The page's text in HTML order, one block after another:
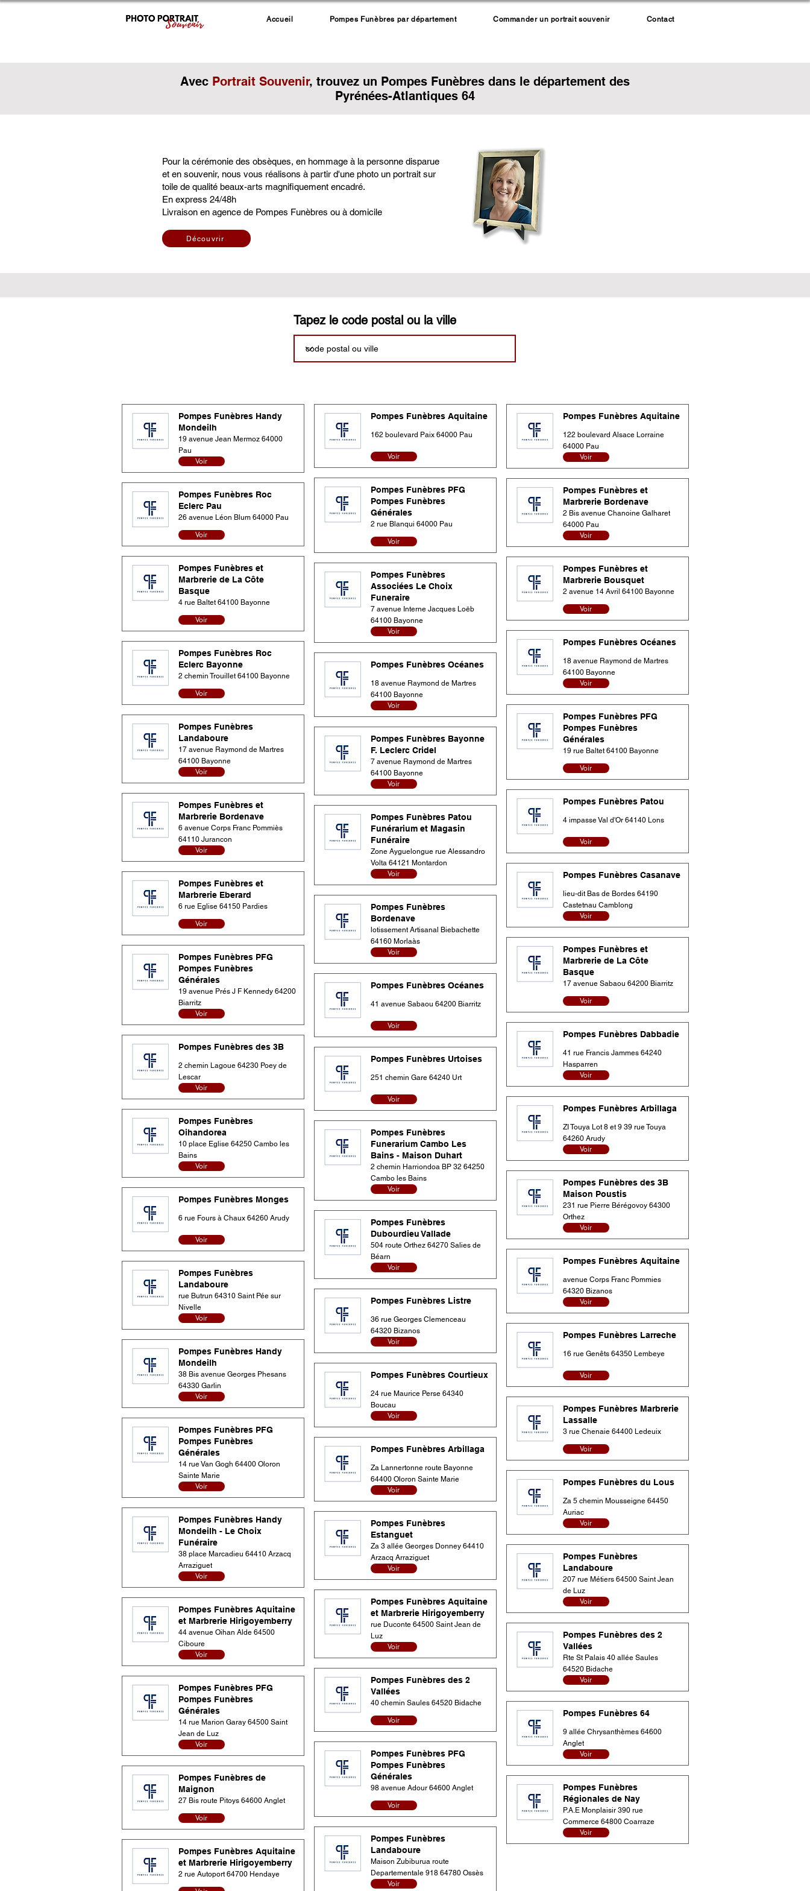
Accueil Pompes Funèbres par département Commander un portrait souvenir Contact
Avec Portrait Souvenir, trouvez un Pompes Funèbres dans le département des
Pyrénées-Atlantiques 64
Pour la cérémonie des obsèques, en hommage à la personne disparue
et en souvenir, nous vous réalisons à partir d'une photo un portrait sur
toile de qualité beaux-arts magnifiquement encadré.
En express 24/48h
Livraison en agence de Pompes Funèbres ou à domicile
Découvrir
Tapez le code postal ou la ville
Pompes Funèbres Handy
Mondeilh
19 avenue Jean Mermoz 64000
Pau
Voir
Pompes Funèbres Roc
Eclerc Pau
26 avenue Léon Blum 64000 Pau
Voir
Pompes Funèbres et
Marbrerie de La Côte
Basque
4 rue Baltet 64100 Bayonne
Voir
Pompes Funèbres Roc
Eclerc Bayonne
2 chemin Trouillet 64100 Bayonne
Voir
Pompes Funèbres
Landaboure
17 avenue Raymond de Martres
64100 Bayonne
Voir
Pompes Funèbres et
Marbrerie Bordenave
6 avenue Corps Franc Pommiès
64110 Jurancon
Voir
Pompes Funèbres et
Marbrerie Eberard
6 rue Eglise 64150 Pardies
Voir
Pompes Funèbres PFG
Pompes Funèbres
Générales
19 avenue Prés J F Kennedy 64200
Biarritz
Voir
Pompes Funèbres des 3B
2 chemin Lagoue 64230 Poey de
Lescar
Voir
Pompes Funèbres
Oihandorea
10 place Eglise 64250 Cambo les
Bains
Voir
Pompes Funèbres Monges
6 rue Fours à Chaux 64260 Arudy
Voir
Pompes Funèbres
Landaboure
rue Butrun 64310 Saint Pée sur
Nivelle
Voir
Pompes Funèbres Handy
Mondeilh
38 Bis avenue Georges Phesans
64330 Garlin
Voir
Pompes Funèbres PFG
Pompes Funèbres
Générales
14 rue Van Gogh 64400 Oloron
Sainte Marie
Voir
Pompes Funèbres Handy
Mondeilh - Le Choix
Funéraire
38 place Marcadieu 64410 Arzacq
Arraziguet
Voir
Pompes Funèbres Aquitaine
et Marbrerie Hirigoyemberry
44 avenue Oihan Alde 64500
Ciboure
Voir
Pompes Funèbres PFG
Pompes Funèbres
Générales
14 rue Marion Garay 64500 Saint
Jean de Luz
Voir
Pompes Funèbres de
Maignon
27 Bis route Pitoys 64600 Anglet
Voir
Pompes Funèbres Aquitaine
et Marbrerie Hirigoyemberry
2 rue Autoport 64700 Hendaye
Pompes Funèbres Aquitaine
162 boulevard Paix 64000 Pau
Voir
Pompes Funèbres PFG
Pompes Funèbres
Générales
2 rue Blanqui 64000 Pau
Voir
Pompes Funèbres
Associées Le Choix
Funeraire
7 avenue Interne Jacques Loëb
64100 Bayonne
Voir
Pompes Funèbres Océanes
18 avenue Raymond de Martres
64100 Bayonne
Voir
Pompes Funèbres Bayonne
F. Leclerc Cridel
7 avenue Raymond de Martres
64100 Bayonne
Voir
Pompes Funèbres Patou
Funérarium et Magasin
Funéraire
Zone Ayguelongue rue Alessandro
Volta 64121 Montardon
Voir
Pompes Funèbres
Bordenave
lotissement Artisanal Biebachette
64160 Morlaàs
Voir
Pompes Funèbres Océanes
41 avenue Sabaou 64200 Biarritz
Voir
Pompes Funèbres Urtoises
251 chemin Gare 64240 Urt
Voir
Pompes Funèbres
Funerarium Cambo Les
Bains - Maison Duhart
2 chemin Harriondoa BP 32 64250
Cambo les Bains
Voir
Pompes Funèbres
Dubourdieu Vallade
504 route Orthez 64270 Salies de
Béarn
Voir
Pompes Funèbres Listre
36 rue Georges Clemenceau
64320 Bizanos
Voir
Pompes Funèbres Courtieux
24 rue Maurice Perse 64340
Boucau
Voir
Pompes Funèbres Arbillaga
Za Lannertonne route Bayonne
64400 Oloron Sainte Marie
Voir
Pompes Funèbres
Estanguet
Za 3 allée Georges Donney 64410
Arzacq Arraziguet
Voir
Pompes Funèbres Aquitaine
et Marbrerie Hirigoyemberry
rue Duconte 64500 Saint Jean de
Luz
Voir
Pompes Funèbres des 2
Vallées
40 chemin Saules 64520 Bidache
Voir
Pompes Funèbres PFG
Pompes Funèbres
Générales
98 avenue Adour 64600 Anglet
Voir
Pompes Funèbres
Landaboure
Maison Zubiburua route
Departementale 918 64780 Ossès
Voir
Pompes Funèbres Aquitaine
122 boulevard Alsace Lorraine
64000 Pau
Voir
Pompes Funèbres et
Marbrerie Bordenave
2 Bis avenue Chanoine Galharet
64000 Pau
Voir
Pompes Funèbres et
Marbrerie Bousquet
2 avenue 14 Avril 64100 Bayonne
Voir
Pompes Funèbres Océanes
18 avenue Raymond de Martres
64100 Bayonne
Voir
Pompes Funèbres PFG
Pompes Funèbres
Générales
19 rue Baltet 64100 Bayonne
Voir
Pompes Funèbres Patou
4 impasse Val d'Or 64140 Lons
Voir
Pompes Funèbres Casanave
lieu-dit Bas de Bordes 64190
Castetnau Camblong
Voir
Pompes Funèbres et
Marbrerie de La Côte
Basque
17 avenue Sabaou 64200 Biarritz
Voir
Pompes Funèbres Dabbadie
41 rue Francis Jammes 64240
Hasparren
Voir
Pompes Funèbres Arbillaga
ZI Touya Lot 8 et 9 39 rue Touya
64260 Arudy
Voir
Pompes Funèbres des 3B
Maison Poustis
231 rue Pierre Bérégovoy 64300
Orthez
Voir
Pompes Funèbres Aquitaine
avenue Corps Franc Pommies
64320 Bizanos
Voir
Pompes Funèbres Larreche
16 rue Genêts 64350 Lembeye
Voir
Pompes Funèbres Marbrerie
Lassalle
3 rue Chenaie 64400 Ledeuix
Voir
Pompes Funèbres du Lous
Za 5 chemin Mousseigne 64450
Auriac
Voir
Pompes Funèbres
Landaboure
207 rue Métiers 64500 Saint Jean
de Luz
Voir
Pompes Funèbres des 2
Vallées
Rte St Palais 40 allée Saules
64520 Bidache
Voir
Pompes Funèbres 64
9 allée Chrysanthèmes 64600
Anglet
Voir
Pompes Funèbres
Régionales de Nay
P.A.E Monplaisir 390 rue
Commerce 64800 Coarraze
Voir